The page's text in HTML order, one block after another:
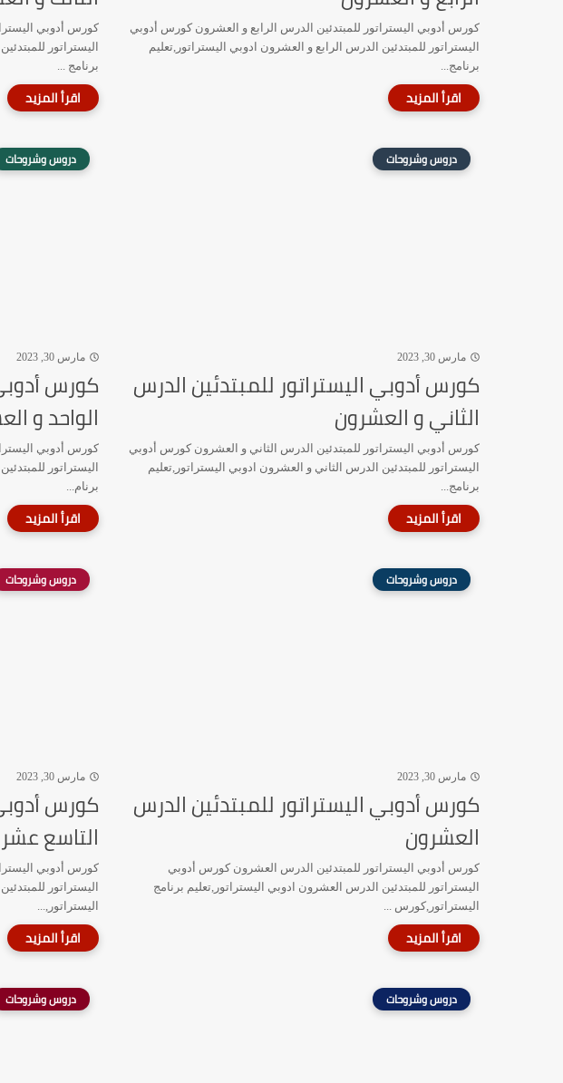
كورس أدوبي اليستراتور للمبتدئين الدرس الرابع و العشرون كورس أدوبي
اليستراتور للمبتدئين الدرس الرابع و العشرون ادوبي اليستراتور,تعليم
برنامج...
كورس أدوبي
اليستراتور
برنامج ...
دروس وشروحات
مارس 30, 2023
كورس أدوبي اليستراتور للمبتدئين الدرس
الثاني و العشرون
كورس أدوبي اليستراتور للمبتدئين الدرس الثاني و العشرون كورس أدوبي
اليستراتور للمبتدئين الدرس الثاني و العشرون ادوبي اليستراتور,تعليم
برنامج...
دروس وشروحات
مارس 30, 2023
كورس
الواحد و
كورس أدوبي
اليستراتور
برنام...
دروس وشروحات
مارس 30, 2023
كورس أدوبي اليستراتور للمبتدئين الدرس
العشرون
كورس أدوبي اليستراتور للمبتدئين الدرس العشرون كورس أدوبي
اليستراتور للمبتدئين الدرس العشرون ادوبي اليستراتور,تعليم برنامج
اليستراتور,كورس ...
دروس وشروحات
مارس 30, 2023
كورس
التاسع عشر
كورس أدوبي
اليستراتور
اليستراتور,...
دروس وشروحات دروس وشروحات